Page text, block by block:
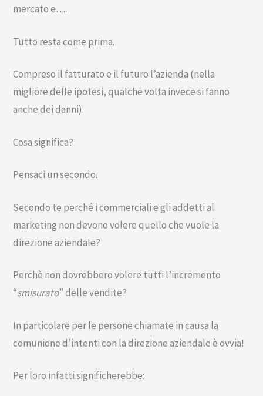
mercato e….
Tutto resta come prima.
Compreso il fatturato e il futuro l’azienda (nella
migliore delle ipotesi, qualche volta invece si fanno
anche dei danni).
Cosa significa?
Pensaci un secondo.
Secondo te perché i commerciali e gli addetti al
marketing non devono volere quello che vuole la
direzione aziendale?
Perchè non dovrebbero volere tutti l’incremento
“smisurato” delle vendite?
In particolare per le persone chiamate in causa la
comunione d’intenti con la direzione aziendale è ovvia!
Per loro infatti significherebbe: